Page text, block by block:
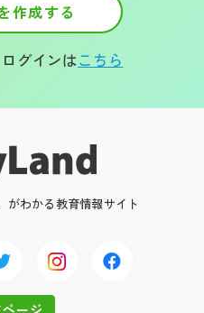
作成する
グインはこちら
がわかる教育情報サイト
ージ